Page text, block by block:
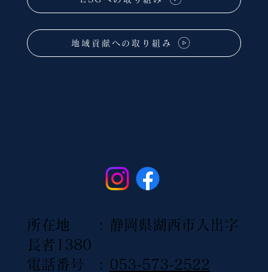
所在地 : 静岡県湖西市入出字
長者1380
電話番号 : 053-573-2522
地域貢献への取り組み